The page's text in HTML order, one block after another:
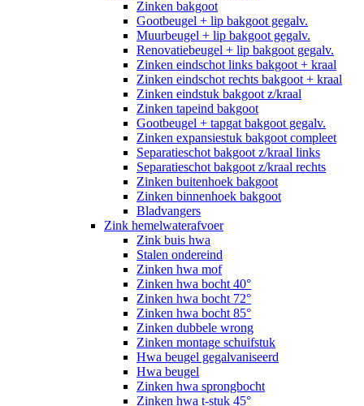
Zinken bakgoot
Gootbeugel + lip bakgoot gegalv.
Muurbeugel + lip bakgoot gegalv.
Renovatiebeugel + lip bakgoot gegalv.
Zinken eindschot links bakgoot + kraal
Zinken eindschot rechts bakgoot + kraal
Zinken eindstuk bakgoot z/kraal
Zinken tapeind bakgoot
Gootbeugel + tapgat bakgoot gegalv.
Zinken expansiestuk bakgoot compleet
Separatieschot bakgoot z/kraal links
Separatieschot bakgoot z/kraal rechts
Zinken buitenhoek bakgoot
Zinken binnenhoek bakgoot
Bladvangers
Zink hemelwaterafvoer
Zink buis hwa
Stalen ondereind
Zinken hwa mof
Zinken hwa bocht 40°
Zinken hwa bocht 72°
Zinken hwa bocht 85°
Zinken dubbele wrong
Zinken montage schuifstuk
Hwa beugel gegalvaniseerd
Hwa beugel
Zinken hwa sprongbocht
Zinken hwa t-stuk 45°